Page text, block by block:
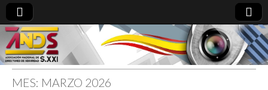
MES: MARZO 2026